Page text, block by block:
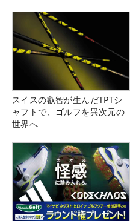
スイスの叡智が生んだTPTシ
ャフトで、ゴルフを異次元の
世界へ